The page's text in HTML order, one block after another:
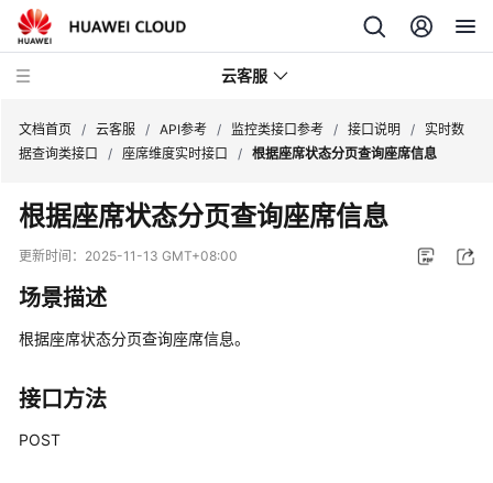
云客服
产
品
介
速
门
用
文档首页 / 云客服 / API参考 / 监控类接口参考 / 接口说明 / 实时数
据查询类接口
/ 座席维度实时接口 / 根据座席状态分页查询座席信息
根据座席状态分页查询座席信息
更新时间： 2025-11-13 GMT+08:00
场景描述
根据座席状态分页查询座席信息。
接口方法
POST